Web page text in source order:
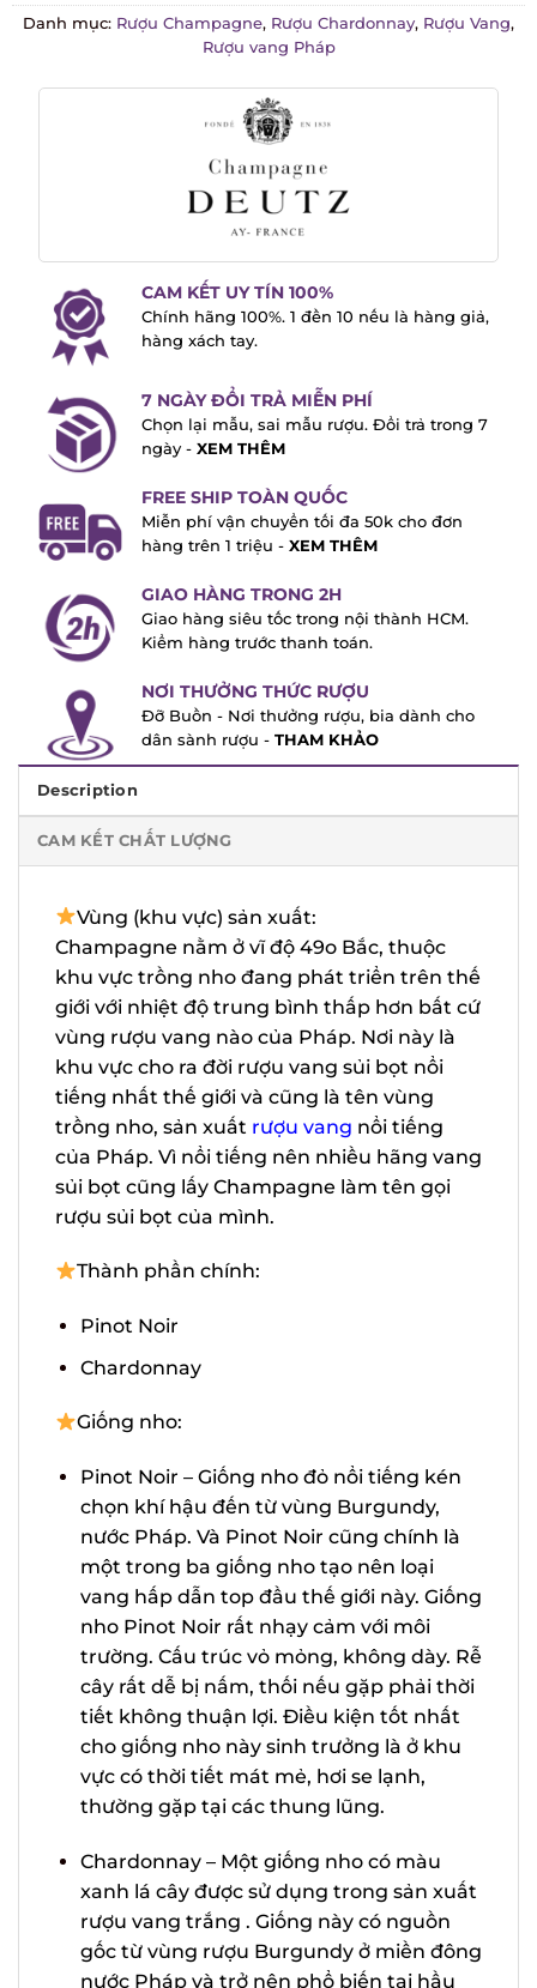
Danh mục:Rượu Champagne,Rượu Chardonnay,Rượu Vang,
Rượu vang Pháp
CAM KẾT UY TÍN 100%
Chính hãng 100%. 1 đền 10 nếu là hàng
giả, hàng xách tay.
7 NGÀY ĐỔI TRẢ MIỄN PHÍ
Chọn lại mẫu, sai mẫu rượu. Đổi trả trong
7 ngày -XEM THÊM
FREE SHIP TOÀN QUỐC
Miễn phí vận chuyển tối đa 50k cho đơn
hàng trên 1 triệu -
XEM THÊM
GIAO HÀNG TRONG 2H
Giao hàng siêu tốc trong nội thành HCM.
Kiểm hàng trước thanh toán.
NƠI THƯỞNG THỨC RƯỢU
Đỡ Buồn - Nơi thưởng rượu, bia dành cho
dân sành rượu -
THAM KHẢO
Description
CAM KẾT CHẤT LƯỢNG
Vùng (khu vực) sản xuất:
Champagne nằm ở vĩ độ 49o Bắc, thuộc
khu vực trồng nho đang phát triển trên
thế giới với nhiệt độ trung bình thấp hơn
bất cứ vùng rượu vang nào của Pháp. Nơi
này là khu vực cho ra đời rượu vang sủi
bọt nổi tiếng nhất thế giới và cũng là tên
vùng trồng nho, sản xuấtrượu vangnổi
tiếng của Pháp. Vì nổi tiếng nên nhiều
hãng vang sủi bọt cũng lấy Champagne
làm tên gọi rượu sủi bọt của mình.
Thành phần chính:
Pinot Noir
Chardonnay
Giống nho:
Pinot Noir – Giống nho đỏ nổi tiếng kén
chọn khí hậu đến từ vùng Burgundy,
nước Pháp. Và Pinot Noir cũng chính là
một trong ba giống nho tạo nên loại
vang hấp dẫn top đầu thế giới này.
Giống nho Pinot Noir rất nhạy cảm với
môi trường. Cấu trúc vỏ mỏng, không
dày. Rễ cây rất dễ bị nấm, thối nếu gặp
phải thời tiết không thuận lợi. Điều
kiện tốt nhất cho giống nho này sinh
trưởng là ở khu vực có thời tiết mát
mẻ, hơi se lạnh, thường gặp tại các
Chardonnay – Một giống nho có màu
xanh lá cây được sử dụng trong sản
xuất rượu vang trắng . Giống này có
nguồn gốc từ vùng rượu Burgundy ở